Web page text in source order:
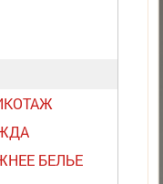
БЕЛЬЕ